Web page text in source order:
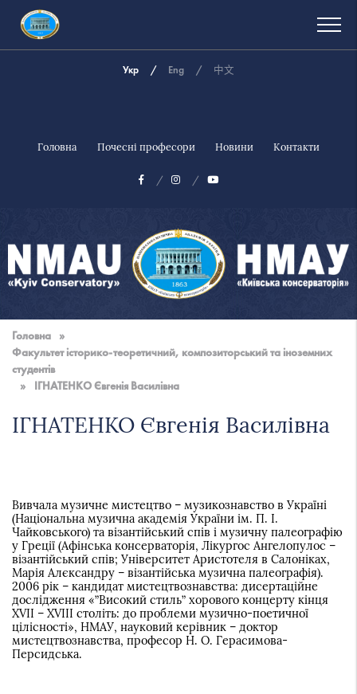
Укр Eng 中文
Головна Почесні професори Новини Контакти
музична
академія
України
Головна
»
Факультет історико-теоретичний, композиторський та іноземних
студентів
»
ІГНАТЕНКО Євгенія Василівна
ІГНАТЕНКО Євгенія Василівна
Вивчала музичне мистецтво – музикознавство в Україні
(Національна музична академія України ім. П. І.
Чайковського) та візантійський спів і музичну палеографію
у Греції (Афінська консерваторія, Лікургос Ангелопулос –
візантійський спів; Університет Аристотеля в Салоніках,
Марія Алєксандру – візантійська музична палеографія).
2006 рік – кандидат мистецтвознавства: дисертаційне
дослідження «”Високий стиль” хорового концерту кінця
XVII – XVIII століть: до проблеми музично-поетичної
цілісності», НМАУ, науковий керівник – доктор
мистецтвознавства, професор Н. О. Герасимова-
Персидська.